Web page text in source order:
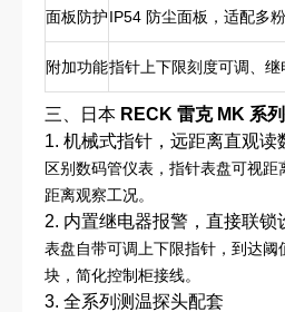
面板防护IP54 防尘面板，适配多
附加功能指针上下限刻度可调、
三、日本 RECK 雷克 MK 系
1. 机械式指针，远距离直观读
区别数码管仪表，指针表盘可视
距离观察工况。
2. 内置继电器报警，直接联锁
表盘自带可调上下限指针，到达
块，简化控制柜接线。
3. 全系列测温探头配套